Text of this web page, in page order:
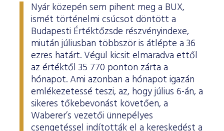
Nyár közepén sem pihent meg a BUX,
ismét történelmi csúcsot döntött a
Budapesti Értéktőzsde részvényindexe,
miután júliusban többször is átlépte a 36
ezres határt. Végül kicsit elmaradva ettől
az értéktől 35 770 ponton zárta a
hónapot. Ami azonban a hónapot igazán
emlékezetessé teszi, az, hogy július 6-án, a
sikeres tőkebevonást követően, a
Waberer’s vezetői ünnepélyes
csengetéssel indították el a kereskedést a